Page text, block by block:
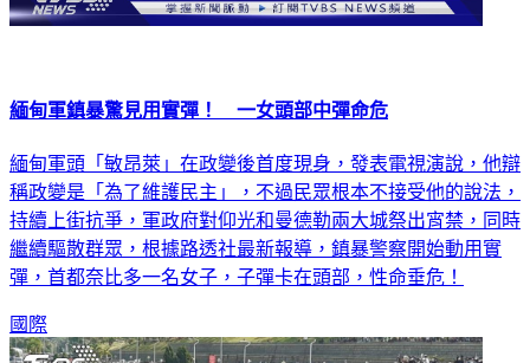
緬甸軍鎮暴驚見用實彈！ 一女頭部中彈命危
緬甸軍頭「敏昂萊」在政變後首度現身，發表電視演說，他辯
稱政變是「為了維護民主」，不過民眾根本不接受他的說法，
持續上街抗爭，軍政府對仰光和曼德勒兩大城祭出宵禁，同時
繼續驅散群眾，根據路透社最新報導，鎮暴警察開始動用實
彈，首都奈比多一名女子，子彈卡在頭部，性命垂危！
國際